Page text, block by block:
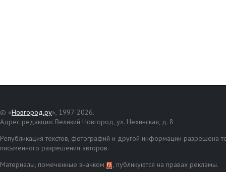
© «Новгород.ру», 1997-2026.
Адрес редакции: Великий Новгород, ул. Нехинская, д. 8
Републикация текстов, фотографий и другой информации разрешена
письменного разрешения авторов.
Материалы, помеченные значком
, публикуются на правах рекламы.